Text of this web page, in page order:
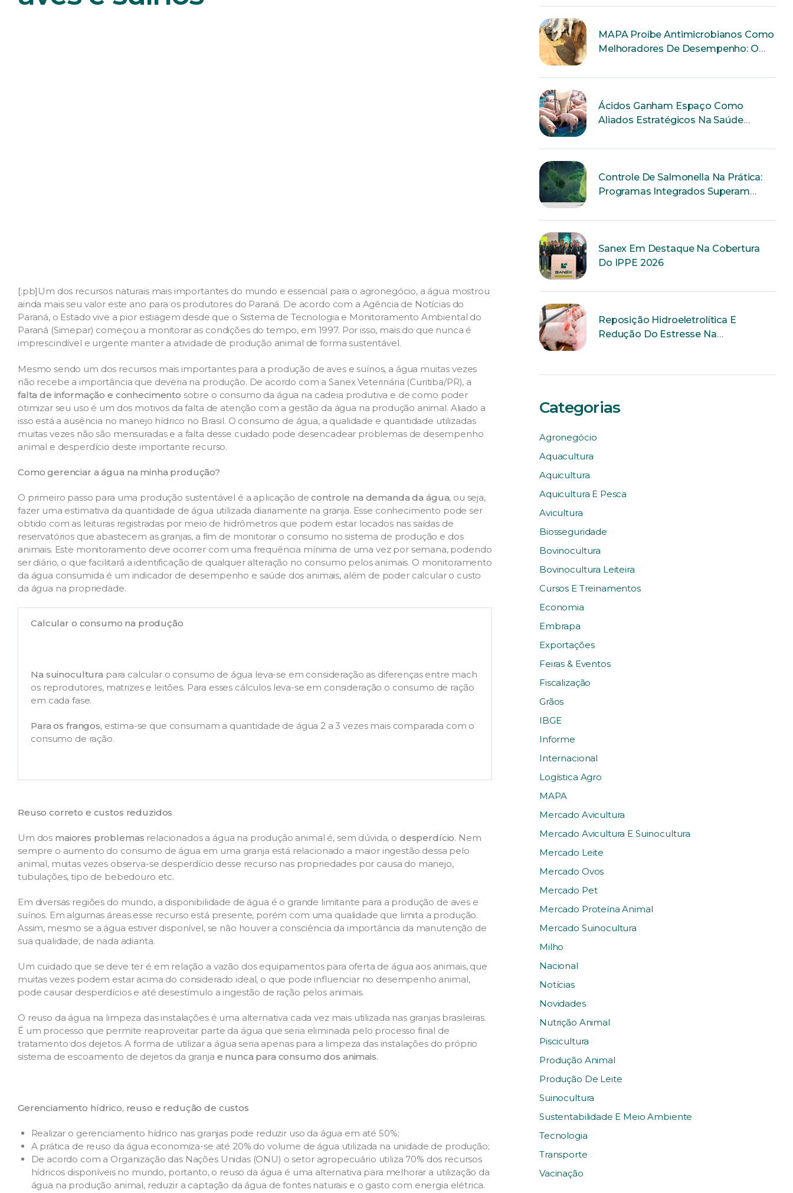
[:pb]Um dos recursos naturais mais importantes do mundo e essencial para o agronegócio, a água mostrou
ainda mais seu valor este ano para os produtores do Paraná. De acordo com a Agência de Notícias do
Paraná, o Estado vive a pior estiagem desde que o Sistema de Tecnologia e Monitoramento Ambiental do
Paraná (Simepar) começou a monitorar as condições do tempo, em 1997. Por isso, mais do que nunca é
imprescindível e urgente manter a atividade de produção animal de forma sustentável.
Mesmo sendo um dos recursos mais importantes para a produção de aves e suínos, a água muitas vezes
não recebe a importância que deveria na produção. De acordo com a Sanex Veterinária (Curitiba/PR), a
falta de informação e conhecimento sobre o consumo da água na cadeia produtiva e de como poder
otimizar seu uso é um dos motivos da falta de atenção com a gestão da água na produção animal. Aliado a
isso está a ausência no manejo hídrico no Brasil. O consumo de água, a qualidade e quantidade utilizadas
muitas vezes não são mensuradas e a falta desse cuidado pode desencadear problemas de desempenho
animal e desperdício deste importante recurso.
Como gerenciar a água na minha produção?
O primeiro passo para uma produção sustentável é a aplicação decontrole na demanda da água, ou seja,
fazer uma estimativa da quantidade de água utilizada diariamente na granja. Esse conhecimento pode ser
obtido com as leituras registradas por meio de hidrômetros que podem estar locados nas saídas de
reservatórios que abastecem as granjas, a fim de monitorar o consumo no sistema de produção e dos
animais. Este monitoramento deve ocorrer com uma frequência mínima de uma vez por semana, podendo
ser diário, o que facilitará a identificação de qualquer alteração no consumo pelos animais. O monitoramento
da água consumida é um indicador de desempenho e saúde dos animais, além de poder calcular o custo
da água na propriedade.
Calcular o consumo na produção
Na suinocultura para calcular o consumo de água leva-se em consideração as diferenças entre mach
os reprodutores, matrizes e leitões. Para esses cálculos leva-se em consideração o consumo de ração
em cada fase.
Para os frangos, estima-se que consumam a quantidade de água 2 a 3 vezes mais comparada com o
consumo de ração.
Reuso correto e custos reduzidos
Um dos maiores problemas relacionados a água na produção animal é, sem dúvida, o desperdício. Nem
sempre o aumento do consumo de água em uma granja está relacionado a maior ingestão dessa pelo
animal, muitas vezes observa-se desperdício desse recurso nas propriedades por causa do manejo,
tubulações, tipo de bebedouro etc.
Em diversas regiões do mundo, a disponibilidade de água é o grande limitante para a produção de aves e
suínos. Em algumas áreas esse recurso está presente, porém com uma qualidade que limita a produção.
Assim, mesmo se a água estiver disponível, se não houver a consciência da importância da manutenção de
sua qualidade, de nada adianta.
Um cuidado que se deve ter é em relação a vazão dos equipamentos para oferta de água aos animais, que
muitas vezes podem estar acima do considerado ideal, o que pode influenciar no desempenho animal,
pode causar desperdícios e até desestímulo a ingestão de ração pelos animais.
O reuso da água na limpeza das instalações é uma alternativa cada vez mais utilizada nas granjas brasileiras.
É um processo que permite reaproveitar parte da água que seria eliminada pelo processo final de
tratamento dos dejetos. A forma de utilizar a água seria apenas para a limpeza das instalações do próprio
sistema de escoamento de dejetos da granja e nunca para consumo dos animais.
Gerenciamento hídrico, reuso e redução de custos
Realizar o gerenciamento hídrico nas granjas pode reduzir uso da água em até 50%;
A prática de reuso da água economiza-se até 20% do volume de água utilizada na unidade de produção;
De acordo com a Organização das Nações Unidas (ONU) o setor agropecuário utiliza 70% dos recursos
hídricos disponíveis no mundo, portanto, o reuso da água é uma alternativa para melhorar a utilização da
água na produção animal, reduzir a captação da água de fontes naturais e o gasto com energia elétrica.
MAPA Proíbe Antimicrobianos Como
Melhoradores De Desempenho: O
Ácidos Ganham Espaço Como
Aliados Estratégicos Na Saúde
Controle De Salmonella Na Prática:
Programas Integrados Superam
Sanex Em Destaque Na Cobertura
Do IPPE 2026
Reposição Hidroeletrolítica E
Redução Do Estresse Na
Categorias
Agronegócio
Aquacultura
Aquicultura
Aquicultura E Pesca
Avicultura
Biosseguridade
Bovinocultura
Bovinocultura Leiteira
Cursos E Treinamentos
Economia
Embrapa
Exportações
Feiras & Eventos
Fiscalização
Grãos
IBGE
Informe
Internacional
Logística Agro
MAPA
Mercado Avicultura
Mercado Avicultura E Suinocultura
Mercado Leite
Mercado Ovos
Mercado Pet
Mercado Proteína Animal
Mercado Suinocultura
Milho
Nacional
Notícias
Novidades
Nutrição Animal
Piscicultura
Produção Animal
Produção De Leite
Suinocultura
Sustentabilidade E Meio Ambiente
Tecnologia
Transporte
Vacinação